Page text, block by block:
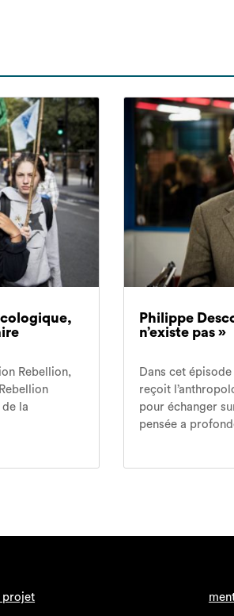
Rebellion,
la
Philippe
n’existe pas »
Dans cet
reçoit
pour échanger
pensée a
projet